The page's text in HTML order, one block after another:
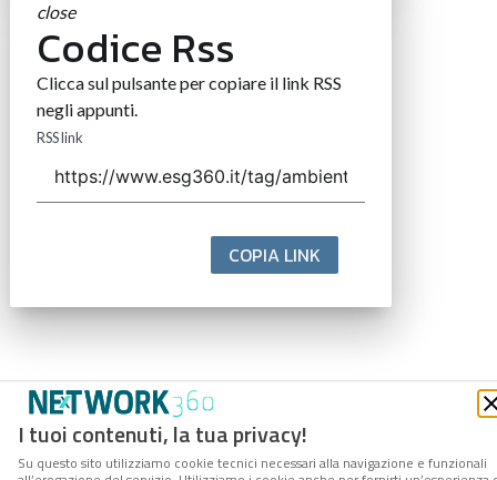
I tuoi contenuti, la tua privacy!
Su questo sito utilizziamo cookie tecnici necessari alla navigazione e funzionali
close
Codice Rss
Clicca sul pulsante per copiare il link RSS
negli appunti.
RSS link
COPIA LINK